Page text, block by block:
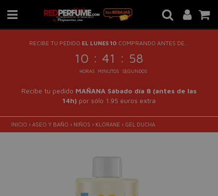
RECIBE TU PEDIDO EL LUNES 10 COMPRANDO ANTES DE...
10 : 41 : 57
HORAS MINUTOS SEGUNDOS
Recibe tu pedido MAÑANA Sábado día 8 (antes de las
14h) por sólo 1.95 euros extra
INICIO › ASEO Y BAÑO › NIÑOS › KLORANE › GEL DUCHA